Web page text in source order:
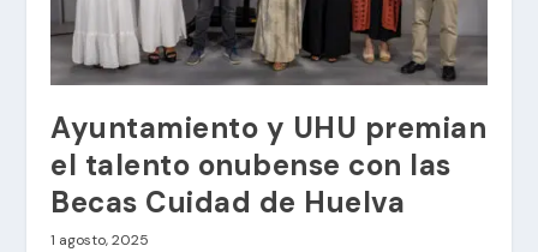
Ayuntamiento y UHU premian
el talento onubense con las
Becas Cuidad de Huelva
1 agosto, 2025